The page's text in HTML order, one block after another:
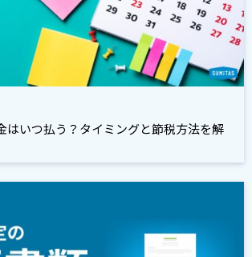
はいつ払う？タイミングと節税方法を解